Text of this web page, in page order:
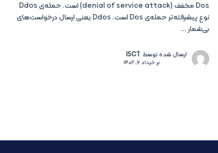
Dos مخفف (denial of service attack) است. حمله‌ی Ddos
نوع پیشرفته‌تر حمله‌ی Dos است. Ddos یعنی ارسال درخواست‌های
بی‌شمار ...
ارسال شده توسط ISCT
برخرداد 6, 1402